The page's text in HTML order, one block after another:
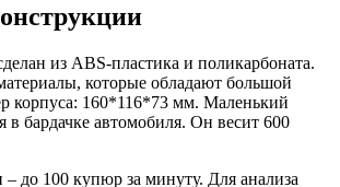
из ABS-пластика и поликарбоната.
которые обладают большой
корпуса: 160*116*73 мм. Маленький
в бардачке автомобиля. Он весит 600
– до 100 купюр за минуту. Для анализа